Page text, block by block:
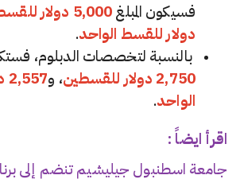
فسيكون المبلغ 5,000 دولار للقسطين
دولار للقسط الواحد.
بالنسبة لتخصصات الدبلوم،
2,750 دولار للقسطين
، و
الواحد.
اقرأ ايضاً :
جامعة اسطنبول جيليشيم تنضم إلى